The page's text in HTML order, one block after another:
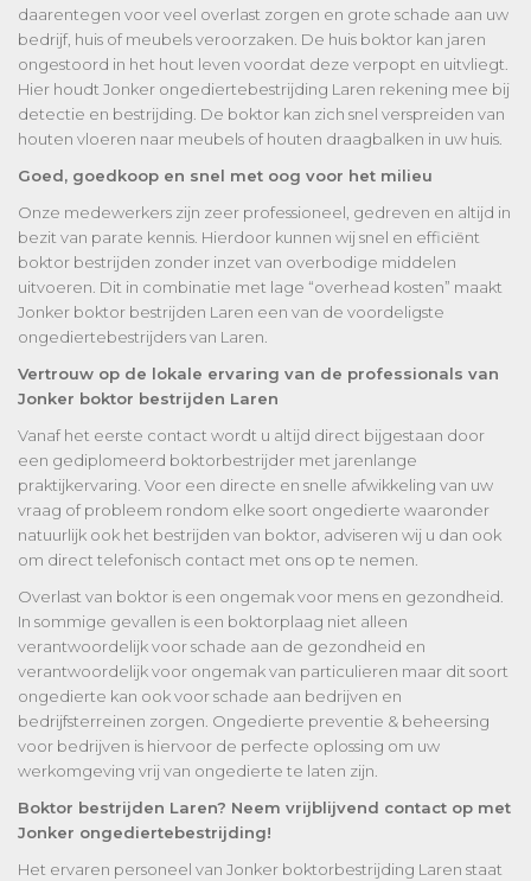
daarentegen voor veel overlast zorgen en grote schade aan uw
bedrijf, huis of meubels veroorzaken. De huis boktor kan jaren
ongestoord in het hout leven voordat deze verpopt en uitvliegt.
Hier houdt Jonker ongediertebestrijding Laren rekening mee bij
detectie en bestrijding. De boktor kan zich snel verspreiden van
houten vloeren naar meubels of houten draagbalken in uw huis.
Goed, goedkoop en snel met oog voor het milieu
Onze medewerkers zijn zeer professioneel, gedreven en altijd in
bezit van parate kennis. Hierdoor kunnen wij snel en efficiënt
boktor bestrijden zonder inzet van overbodige middelen
uitvoeren. Dit in combinatie met lage “overhead kosten” maakt
Jonker boktor bestrijden Laren een van de voordeligste
ongediertebestrijders van Laren.
Vertrouw op de lokale ervaring van de professionals van
Jonker boktor bestrijden Laren
Vanaf het eerste contact wordt u altijd direct bijgestaan door
een gediplomeerd boktorbestrijder met jarenlange
praktijkervaring. Voor een directe en snelle afwikkeling van uw
vraag of probleem rondom elke soort ongedierte waaronder
natuurlijk ook het bestrijden van boktor, adviseren wij u dan ook
om direct telefonisch contact met ons op te nemen.
Overlast van boktor is een ongemak voor mens en gezondheid.
In sommige gevallen is een boktorplaag niet alleen
verantwoordelijk voor schade aan de gezondheid en
verantwoordelijk voor ongemak van particulieren maar dit soort
ongedierte kan ook voor schade aan bedrijven en
bedrijfsterreinen zorgen. Ongedierte preventie & beheersing
voor bedrijven is hiervoor de perfecte oplossing om uw
werkomgeving vrij van ongedierte te laten zijn.
Boktor bestrijden Laren? Neem vrijblijvend contact op met
Jonker ongediertebestrijding!
Het ervaren personeel van Jonker boktorbestrijding Laren staat